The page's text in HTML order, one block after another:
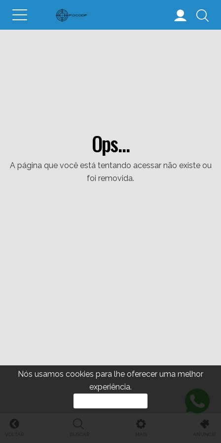
Nós usamos cookies para lhe oferecer uma melhor
experiência.
Ops...
A página que você está tentando acessar não existe ou
foi removida.
VOLTAR BUSCAR MAIS ANUNCIE